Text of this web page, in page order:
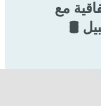
مع
🛢️